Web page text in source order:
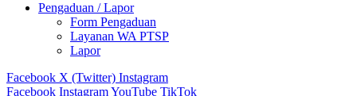
Pengaduan / Lapor
Form Pengaduan
Layanan WA PTSP
Lapor
Facebook X (Twitter) Instagram
Facebook InstagramYouTube TikTok